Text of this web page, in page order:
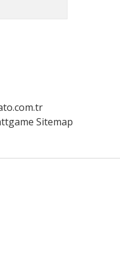
Sitemap